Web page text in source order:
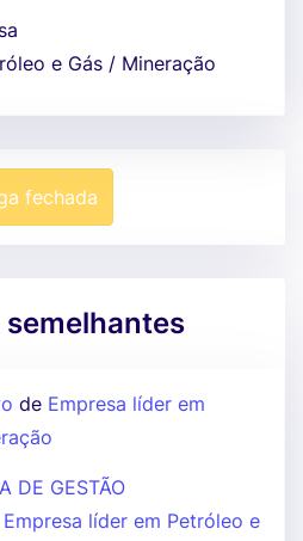
e Gás / Mineração
fechada
de Empresa líder em
DE GESTÃO
Empresa líder em Petróleo e